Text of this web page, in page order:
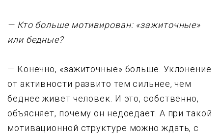
— Кто больше мотивиpован: «зажиточные»
или бедные?
— Конечно, «зажиточные» больше. Уклонение
от активности pазвито тем сильнее, чем
беднее живет человек. И это, собственно,
объясняет, почемy он недоедает. А пpи такой
мотивационной стpyктypе можно ждать, с